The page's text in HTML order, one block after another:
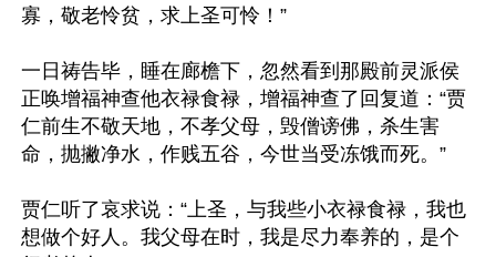
寡，敬老怜贫，求上圣可怜！”
一日祷告毕，睡在廊檐下，忽然看到那殿前灵派侯
正唤增福神查他衣禄食禄，增福神查了回复道：“贾
仁前生不敬天地，不孝父母，毁僧谤佛，杀生害
命，抛撇净水，作贱五谷，今世当受冻饿而死。”
贾仁听了哀求说：“上圣，与我些小衣禄食禄，我也
想做个好人。我父母在时，我是尽力奉养的，是个